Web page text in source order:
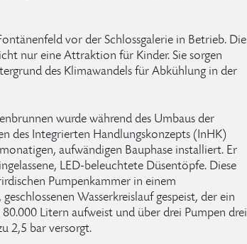
vor der Schlossgalerie in Betrieb. Die
nur eine Attraktion für Kinder. Sie sorgen
des Klimawandels für Abkühlung in der
wurde während des Umbaus der
des Integrierten Handlungskonzepts (InHK)
aufwändigen Bauphase installiert. Er
LED-beleuchtete Düsentöpfe. Diese
Pumpenkammer in einem
Wasserkreislauf gespeist, der ein
Litern aufweist und über drei Pumpen drei
2,5 bar versorgt.